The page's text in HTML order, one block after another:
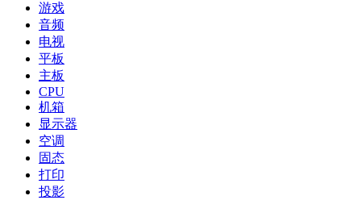
游戏
音频
电视
平板
主板
CPU
机箱
显示器
空调
固态
打印
投影